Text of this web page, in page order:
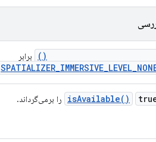
برابر
isAvailable() را برمی‌گرداند.